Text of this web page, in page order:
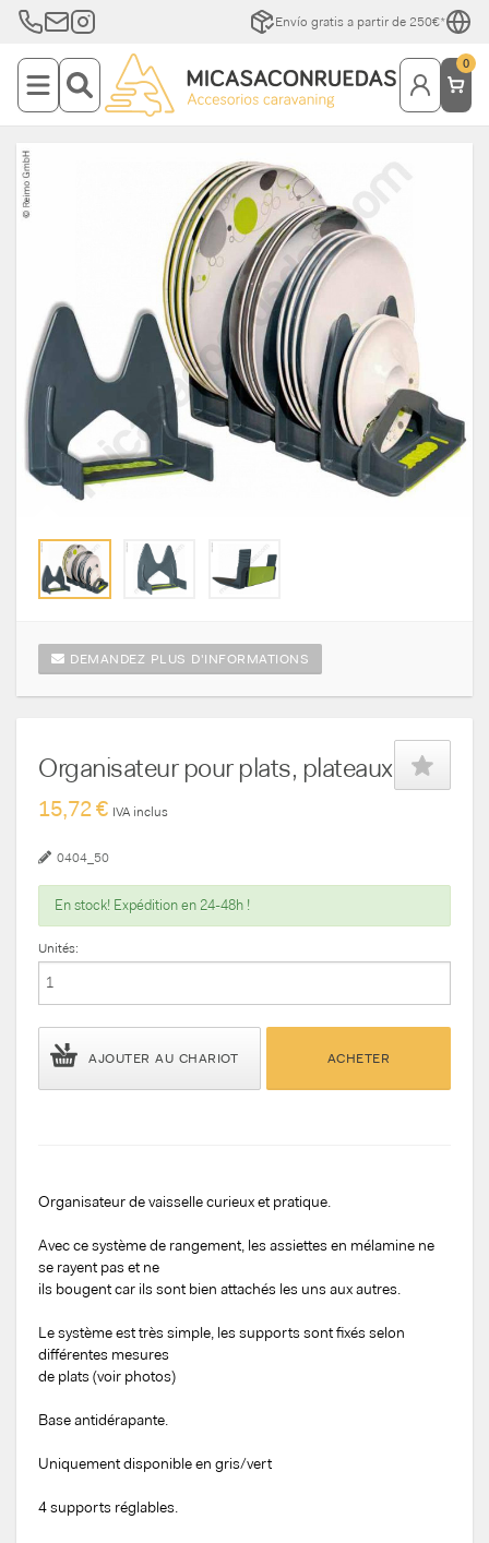
Envío gratis a partir de 250€*
0
DEMANDEZ PLUS D'INFORMATIONS
Organisateur pour plats, plateaux
15,72 € IVA inclus
0404_50
En stock! Expédition en 24-48h !
Unités:
AJOUTER AU CHARIOT ACHETER
Organisateur de vaisselle curieux et pratique.
Avec ce système de rangement, les assiettes en mélamine ne
se rayent pas et ne
ils bougent car ils sont bien attachés les uns aux autres.
Le système est très simple, les supports sont fixés selon
différentes mesures
de plats (voir photos)
Base antidérapante.
Uniquement disponible en gris/vert
4 supports réglables.